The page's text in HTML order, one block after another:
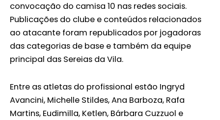
convocação do camisa 10 nas redes sociais.
Publicações do clube e conteúdos relacionados
ao atacante foram republicados por jogadoras
das categorias de base e também da equipe
principal das Sereias da Vila.
Entre as atletas do profissional estão Ingryd
Avancini, Michelle Stildes, Ana Barboza, Rafa
Martins, Eudimilla, Ketlen, Bárbara Cuzzuol e